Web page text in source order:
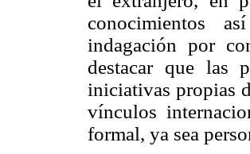
conocimientos
indagación por
destacar que las
iniciativas propias
vínculos
formal, ya sea